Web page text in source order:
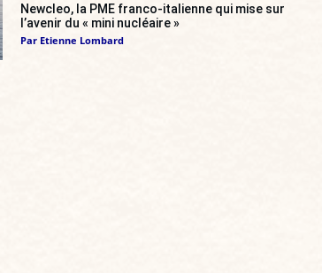
Newcleo, la PME franco-italienne qui mise sur
l’avenir du « mini nucléaire »
Par Etienne Lombard